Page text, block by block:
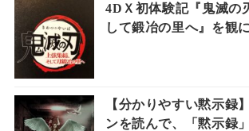
4DＸ初体験記『鬼滅の
して鍛冶の里へ』を観
【分かりやすい黙示録
ンを読んで、「黙示録